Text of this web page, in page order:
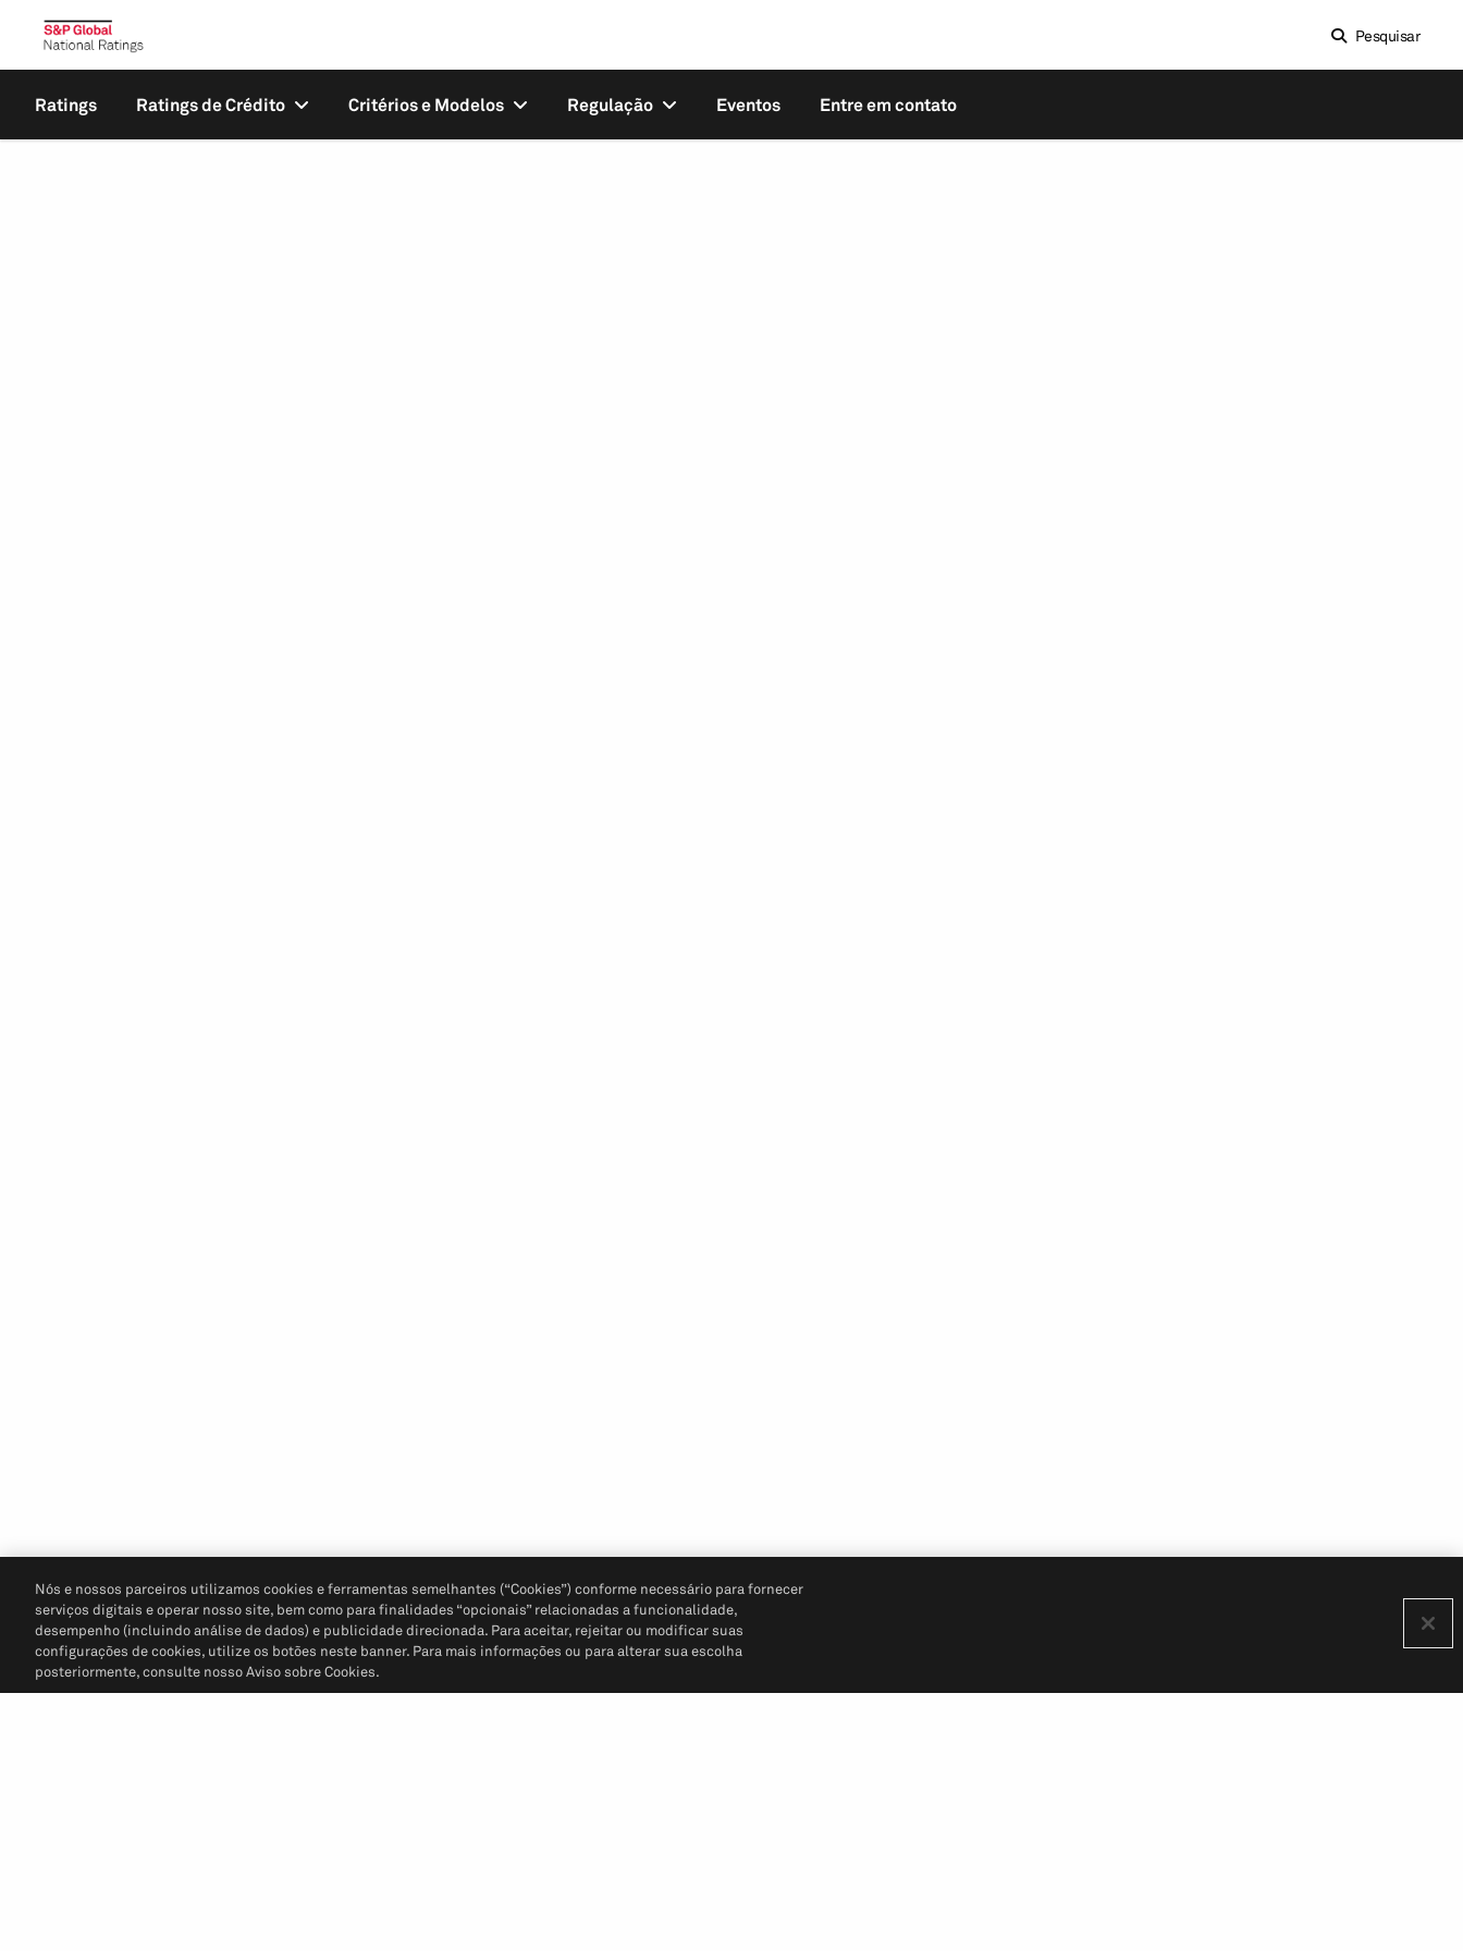
Pesquisar
Ratings Ratings de Crédito Critérios e Modelos Regulação Eventos Entre em contato
Nós e nossos parceiros utilizamos cookies e ferramentas semelhantes (“Cookies”) conforme necessário para fornecer
serviços digitais e operar nosso site, bem como para finalidades “opcionais” relacionadas a funcionalidade,
desempenho (incluindo análise de dados) e publicidade direcionada. Para aceitar, rejeitar ou modificar suas
configurações de cookies, utilize os botões neste banner. Para mais informações ou para alterar sua escolha
posteriormente, consulte nosso Aviso sobre Cookies.